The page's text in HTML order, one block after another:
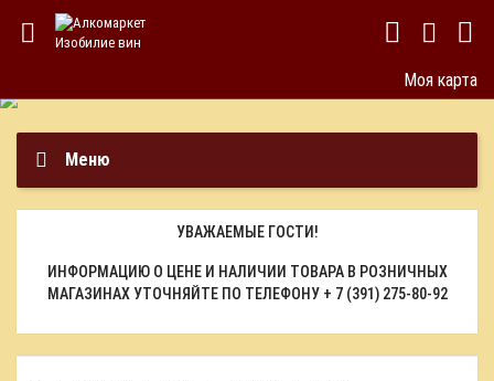
Моя карта
Меню
УВАЖАЕМЫЕ ГОСТИ!
ИНФОРМАЦИЮ О ЦЕНЕ И НАЛИЧИИ ТОВАРА В РОЗНИЧНЫХ
МАГАЗИНАХ УТОЧНЯЙТЕ ПО ТЕЛЕФОНУ + 7 (391) 275-80-92